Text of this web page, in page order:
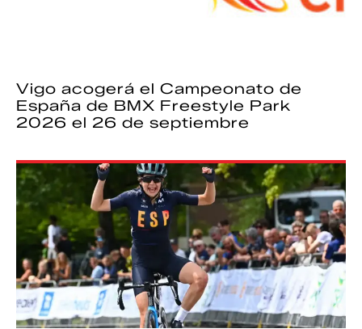
Vigo acogerá el Campeonato de
España de BMX Freestyle Park
2026 el 26 de septiembre